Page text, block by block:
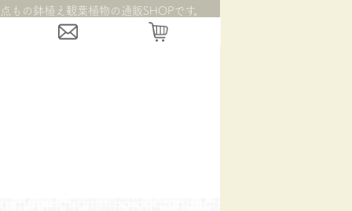
もの鉢植え観葉植物の通販SHOPです。